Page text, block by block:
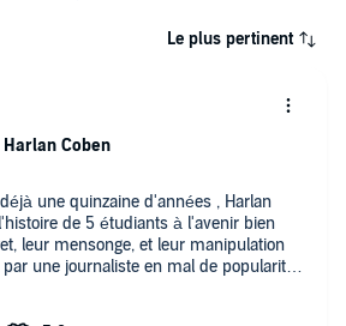
Le plus pertinent
une quinzaine d'années , Harlan
de 5 étudiants à l'avenir bien
leur mensonge, et leur manipulation
une journaliste en mal de popularité,
dans le mille , car bien que ce roman
2010, rien ne change , notre société
Coben